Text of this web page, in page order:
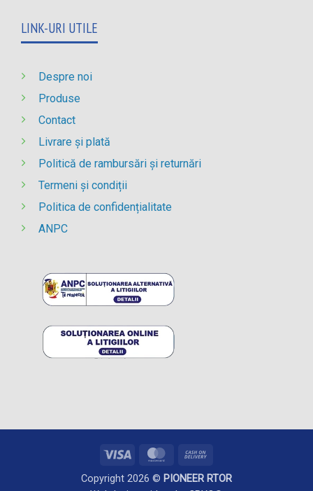
LINK-URI UTILE
Despre noi
Produse
Contact
Livrare și plată
Politică de rambursări și returnări
Termeni și condiții
Politica de confidențialitate
ANPC
Visa MasterCard
Delivery
Copyright 2026 © PIONEER RTOR